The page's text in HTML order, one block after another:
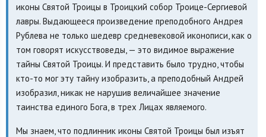
иконы Святой Троицы в Троицкий собор Троице-Сергиевой
лавры. Выдающееся произведение преподобного Андрея
Рублева не только шедевр средневековой иконописи, как о
том говорят искусствоведы, — это видимое выражение
тайны Святой Троицы. И представить было трудно, чтобы
кто-то мог эту тайну изобразить, а преподобный Андрей
изобразил, никак не нарушив величайшее значение
таинства единого Бога, в трех Лицах являемого.
Мы знаем, что подлинник иконы Святой Троицы был изъят